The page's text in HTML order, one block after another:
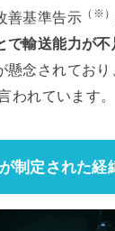
善基準告示 （※）
で輸送能力が不
懸念されてお
われています。
制定された経